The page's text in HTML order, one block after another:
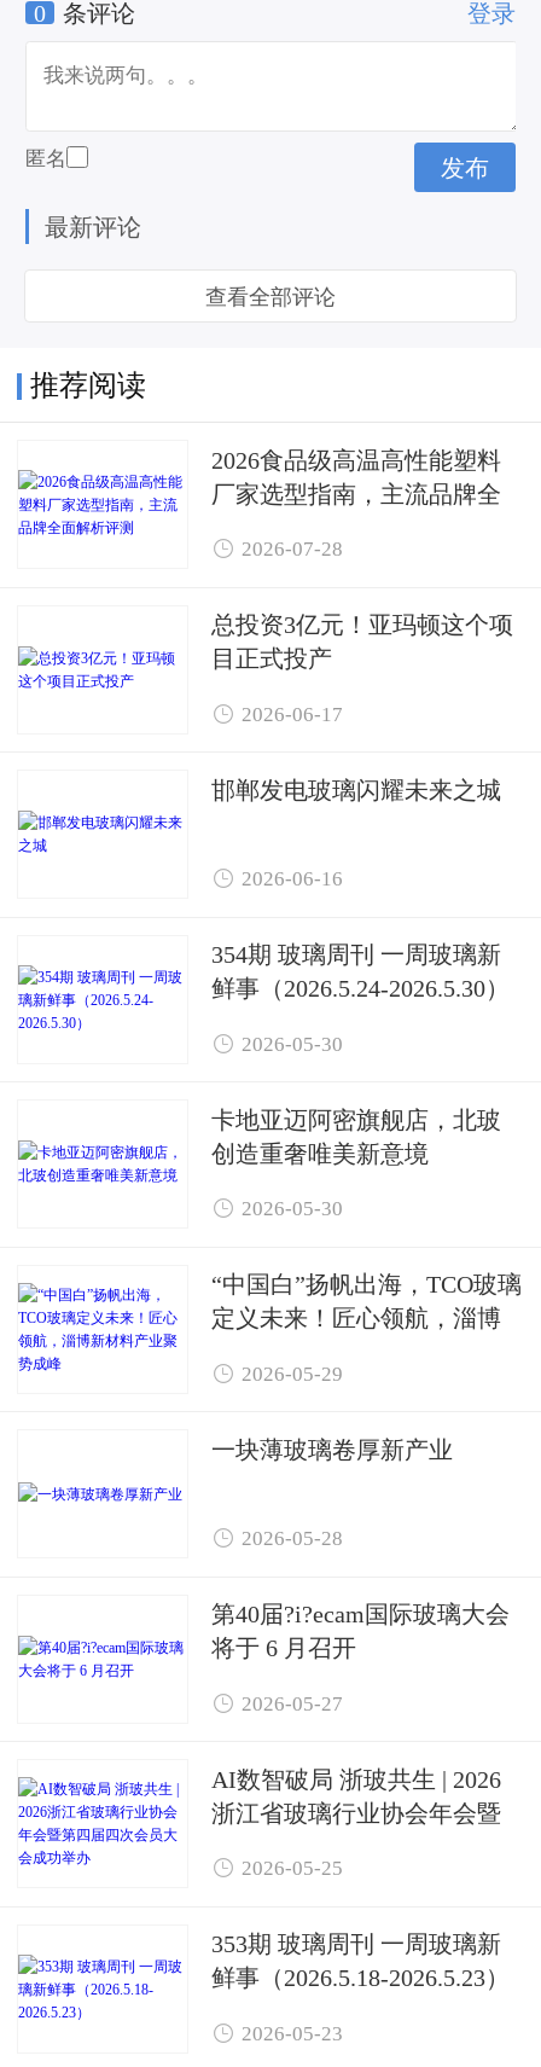
璃0 条评论 登录
匿名
最新评论
查看全部评论
推荐阅读
2026食品级高温高性能塑料
厂家选型指南，主流品牌全
 2026-07-28
总投资3亿元！亚玛顿这个项
目正式投产
 2026-06-17
邯郸发电玻璃闪耀未来之城
 2026-06-16
354期 玻璃周刊 一周玻璃新
鲜事（2026.5.24-2026.5.30）
 2026-05-30
卡地亚迈阿密旗舰店，北玻
创造重奢唯美新意境
 2026-05-30
“中国白”扬帆出海，TCO玻璃
定义未来！匠心领航，淄博
 2026-05-29
一块薄玻璃卷厚新产业
 2026-05-28
第40届?i?ecam国际玻璃大会
将于 6 月召开
 2026-05-27
AI数智破局 浙玻共生 | 2026
浙江省玻璃行业协会年会暨
办
 2026-05-25
353期 玻璃周刊 一周玻璃新
鲜事（2026.5.18-2026.5.23）
 2026-05-23